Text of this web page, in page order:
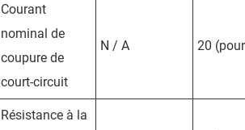
Courant
nominal de
coupure de
court-circuit
N / A 20
Résistance à la